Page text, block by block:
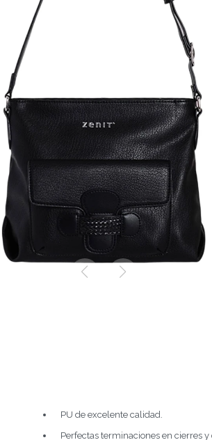
PU de excelente calidad.
Perfectas terminaciones en cierres y